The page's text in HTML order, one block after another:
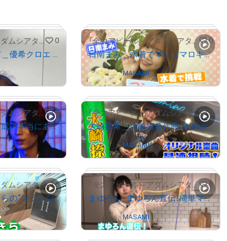
# 1830/2000
「全力アピール～アダムシアター～」NFTストア 0
純情のアフィリア＿優希クロエ ハロウィンメイク写真
# 64/2000
「全力アピール～アダムシアター～」NFTストア 0
日南まみ＿水着でマシュマロキャッチ！
Owned byMASAMI
# 157/2000
「全力アピール～アダムシアター～」NFTストア 0
平賀勇成＿平賀勇成の本当にあった怖い話
# 1343/2000
「全力アピール～アダムシアター～」NFTストア 0
大崎捺希＿大崎捺希作曲『ambivalent』
Owned byMASAMI
「全力アピール～アダムシアター～」NFTストア 0
塩見きら＿塩見きらの“フラッシュ暗算”
「全力アピール～アダムシアター～」NFTストア 0
まゆろん_まゆろん直伝！簡単マジックを公開！
Owned byMASAMI